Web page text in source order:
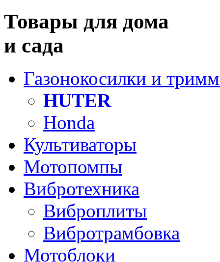
Товары для дома
и сада
Газонокосилки и
HUTER
Honda
Культиваторы
Мотопомпы
Вибротехника
Виброплиты
Вибротрамбовка
Мотоблоки